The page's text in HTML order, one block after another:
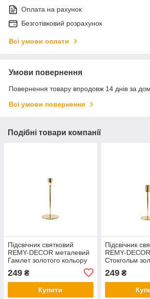
Оплата на рахунок
Безготівковий розрахунок
Всі умови оплати
Умови повернення
Повернення товару впродовж 14 днів за
Всі умови повернення
Подібні товари компанії
Підсвічник святковий
REMY-DEСOR металевий
Гамлет золотого кольору
для тонкої свічки висота
23 см декор дому
249 ₴
Купити
Підсвічник
REMY-
Стокгольм
кольору для
висота 19 см
249₴